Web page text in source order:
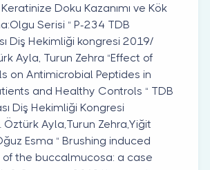
Doku Kazanımı ve Kök
Serisi “ P-234 TDB
Diş Hekimliği kongresi 2019/
Ayla, Turun Zehra “Effect of
on Antimicrobial Peptides in
and Healthy Controls “ TDB
Diş Hekimliği Kongresi
Ayla,Turun Zehra,Yiğit
Esma “ Brushing induced
the buccalmucosa: a case